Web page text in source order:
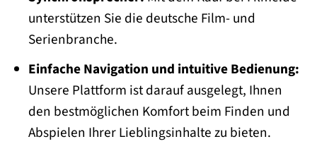
unterstützen Sie die deutsche Film- und
Serienbranche.
Einfache Navigation und intuitive Bedienung:
Unsere Plattform ist darauf ausgelegt, Ihnen
den bestmöglichen Komfort beim Finden und
Abspielen Ihrer Lieblingsinhalte zu bieten.